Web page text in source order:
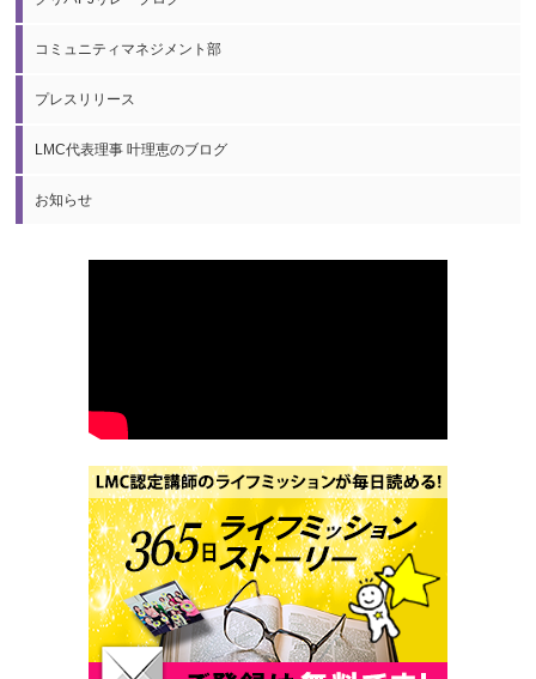
コミュニティマネジメント部
プレスリリース
LMC代表理事 叶理恵のブログ
お知らせ